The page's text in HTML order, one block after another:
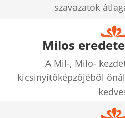
szavazatok
Milos
A Mil-, Milo-
kicsinyítőképzőjéből